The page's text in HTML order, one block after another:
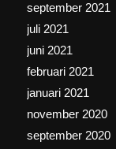
september 2021
juli 2021
juni 2021
februari 2021
januari 2021
november 2020
september 2020